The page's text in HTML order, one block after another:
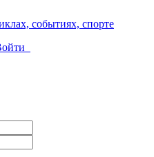
событиях, спорте